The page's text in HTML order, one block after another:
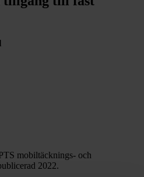
mobiltäcknings- och
2022.